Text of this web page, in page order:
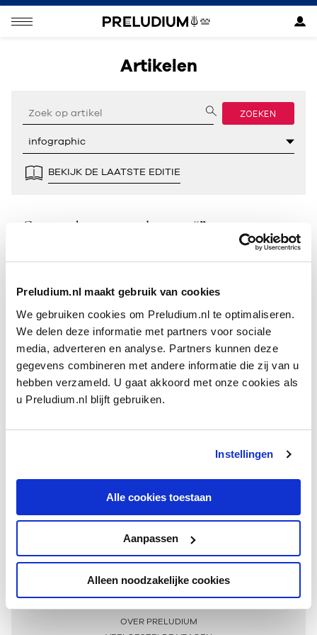
Preludium.nl maakt gebruik van cookies
We gebruiken cookies om Preludium.nl te optimaliseren.
We delen deze informatie met partners voor sociale
media, adverteren en analyse. Partners kunnen deze
gegevens combineren met andere informatie die zij van u
hebben verzameld. U gaat akkoord met onze cookies als
u Preludium.nl blijft gebruiken.
Instellingen
Alle cookies toestaan
Aanpassen
Alleen noodzakelijke cookies
Artikelen
ZOEKEN
BEKIJK DE LAATSTE EDITIE
Geen resultaten gevonden voor “”.
Meer informatie
OVER PRELUDIUM